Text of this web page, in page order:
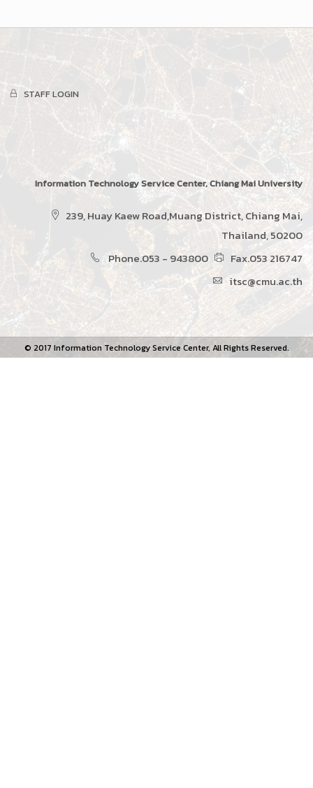
STAFF LOGIN
Information Technology Service Center, Chiang Mai University
239, Huay Kaew Road,Muang District, Chiang Mai,
Thailand, 50200
Phone.053 - 943800
Fax.053 216747
itsc@cmu.ac.th
© 2017 Information Technology Service Center, All Rights Reserved.